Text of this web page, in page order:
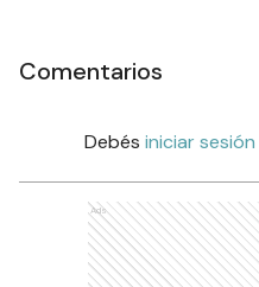
Comentarios
Debés iniciar sesión
Ads